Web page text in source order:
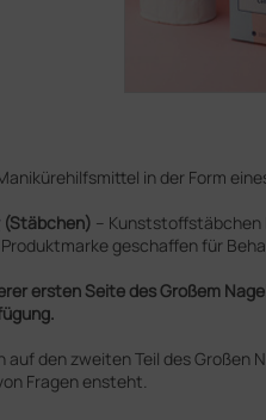
in der Form
(Stäbchen) – Kunststoffstäbchen
geschaffen für
ersten Seite des Großem
den zweiten Teil des Großen
Fragen ensteht.